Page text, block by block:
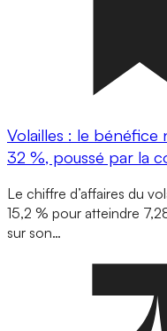
Volailles : le
32 %, poussé par la
Le chiffre d’affaires du
15,2 % pour atteindre
sur son…